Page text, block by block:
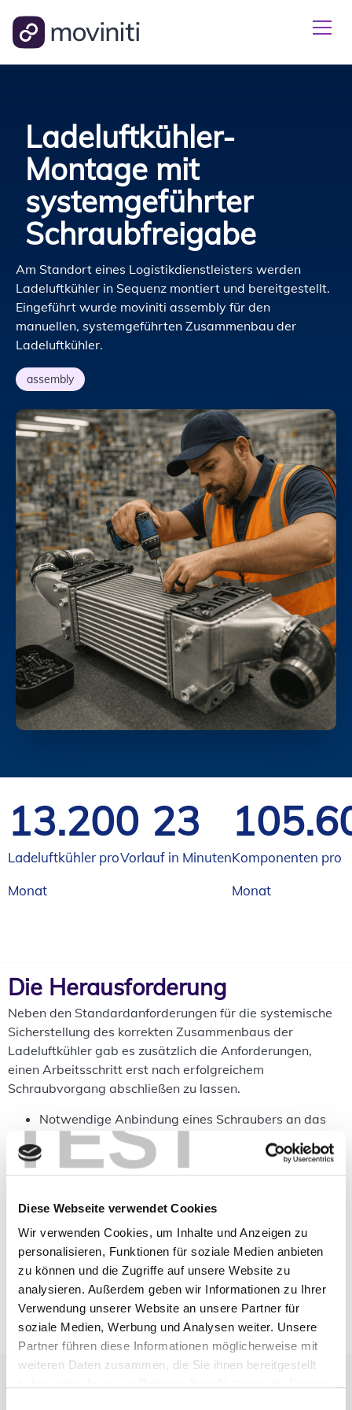
TEST
Diese Webseite verwendet Cookies
Wir verwenden Cookies, um Inhalte und Anzeigen zu
personalisieren, Funktionen für soziale Medien anbieten
zu können und die Zugriffe auf unsere Website zu
analysieren. Außerdem geben wir Informationen zu Ihrer
Verwendung unserer Website an unsere Partner für
soziale Medien, Werbung und Analysen weiter. Unsere
Partner führen diese Informationen möglicherweise mit
weiteren Daten zusammen, die Sie ihnen bereitgestellt
Ladeluftkühler-
Montage mit
systemgeführter
Schraubfreigabe
Am Standort eines Logistikdienstleisters werden
Ladeluftkühler in Sequenz montiert und bereitgestellt.
Eingeführt wurde moviniti assembly für den
manuellen, systemgeführten Zusammenbau der
Ladeluftkühler.
assembly
Ladeluftkühler pro
Monat
13.200
Vorlauf in Minuten
32
Komponenten pro
Monat
Die Herausforderung
Neben den Standardanforderungen für die systemische
Sicherstellung des korrekten Zusammenbaus der
Ladeluftkühler gab es zusätzlich die Anforderungen,
einen Arbeitsschritt erst nach erfolgreichem
Schraubvorgang abschließen zu lassen.
Notwendige Anbindung eines Schraubers an das
Montage­system
Freigabe des nächsten Schritts nur bei korrektem
Schraubergebnis
zu empfangen
Risiko fehlerhafter Montage ohne systemgeführte
Validierung
Notwendigkeit einer intuitiven und stabilen
Werkerführung
Die Lösung